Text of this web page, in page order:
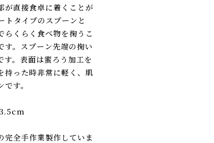
が直接食卓に着くことが
トタイプのスプーンと
らくらく食べ物を掬うこ
す。スプーン先端の掬い
す。表面は蜜ろう加工を
持った時非常に軽く、肌
す。
全手作業製作していま